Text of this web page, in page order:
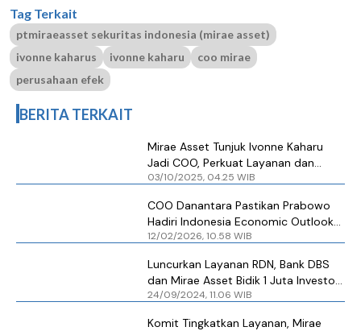
Tag Terkait
ptmiraeasset sekuritas indonesia (mirae asset)
ivonne kaharus
ivonne kaharu
coo mirae
perusahaan efek
BERITA TERKAIT
Mirae Asset Tunjuk Ivonne Kaharu
Jadi COO, Perkuat Layanan dan
Client’s Journey
03/10/2025, 04.25 WIB
COO Danantara Pastikan Prabowo
Hadiri Indonesia Economic Outlook
Besok
12/02/2026, 10.58 WIB
Luncurkan Layanan RDN, Bank DBS
dan Mirae Asset Bidik 1 Juta Investor
Aktif
24/09/2024, 11.06 WIB
Komit Tingkatkan Layanan, Mirae